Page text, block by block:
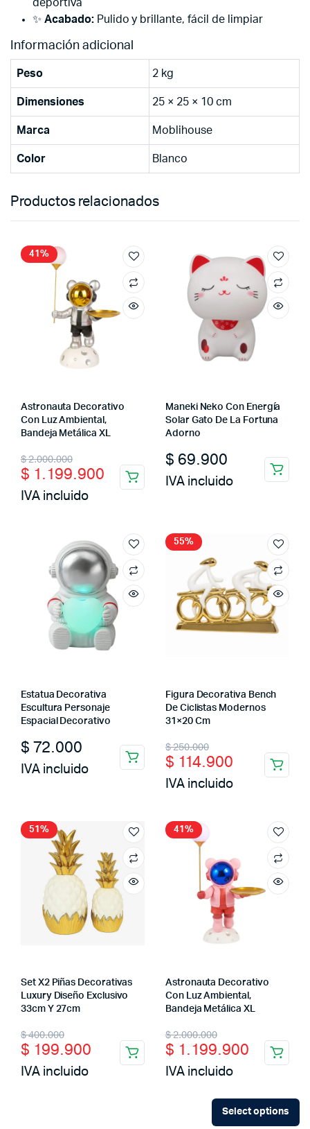
deportiva
✨ Acabado:Pulido y brillante, fácil de limpiar
Información adicional
Peso 2 kg
Dimensiones 25 × 25 × 10 cm
Marca Moblihouse
Color Blanco
Productos relacionados
41%
Astronauta Decorativo
Con Luz Ambiental,
Bandeja Metálica XL
$2.000.000
Original
price
was:
$ 1.199.900
Current
price
is:
IVA incluido
Maneki Neko Con Energía
Solar Gato De La Fortuna
Adorno
$ 69.900
IVA incluido
Estatua Decorativa
Escultura Personaje
Espacial Decorativo
$ 72.000
IVA incluido
55%
Figura Decorativa Bench
De Ciclistas Modernos
31×20 Cm
$250.000
Original
price
was:
$ 114.900
Current
price
is:
IVA incluido
51%
Set X2 Piñas Decorativas
Luxury Diseño Exclusivo
33cm Y 27cm
$400.000
Original
price
was:
$ 199.900
Current
price
is:
IVA incluido
41%
Astronauta Decorativo
Con Luz Ambiental,
Bandeja Metálica XL
$2.000.000
Original
price
was:
$ 2.000.000.
$ 1.199.900
Current
price
is:
$ 1.199.900.
IVA incluido
Select options